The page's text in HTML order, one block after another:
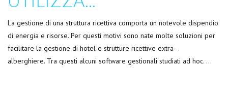
La gestione di una struttura ricettiva comporta un notevole dispendio
di energia e risorse. Per questi motivi sono nate molte soluzioni per
facilitare la gestione di hotel e strutture ricettive extra-
alberghiere. Tra questi alcuni software gestionali studiati ad hoc. …